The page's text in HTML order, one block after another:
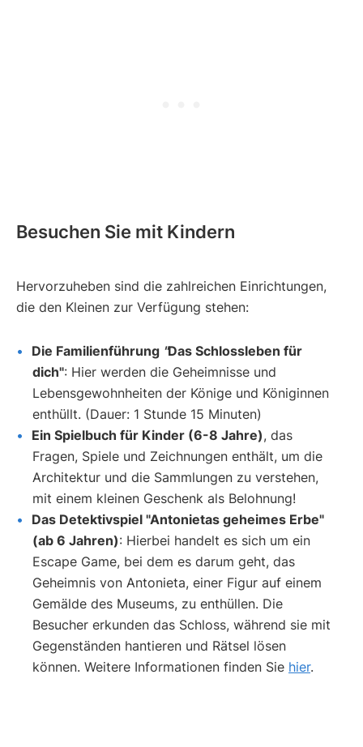
Besuchen Sie mit Kindern
Hervorzuheben sind die zahlreichen Einrichtungen,
die den Kleinen zur Verfügung stehen:
Die Familienführung "Das Schlossleben für
dich": Hier werden die Geheimnisse und
Lebensgewohnheiten der Könige und Königinnen
enthüllt. (Dauer: 1 Stunde 15 Minuten)
Ein Spielbuch für Kinder (6-8 Jahre), das
Fragen, Spiele und Zeichnungen enthält, um die
Architektur und die Sammlungen zu verstehen,
mit einem kleinen Geschenk als Belohnung!
Das Detektivspiel "Antonietas geheimes Erbe"
(ab 6 Jahren): Hierbei handelt es sich um ein
Escape Game, bei dem es darum geht, das
Geheimnis von Antonieta, einer Figur auf einem
Gemälde des Museums, zu enthüllen. Die
Besucher erkunden das Schloss, während sie mit
Gegenständen hantieren und Rätsel lösen
können. Weitere Informationen finden Sie hier.